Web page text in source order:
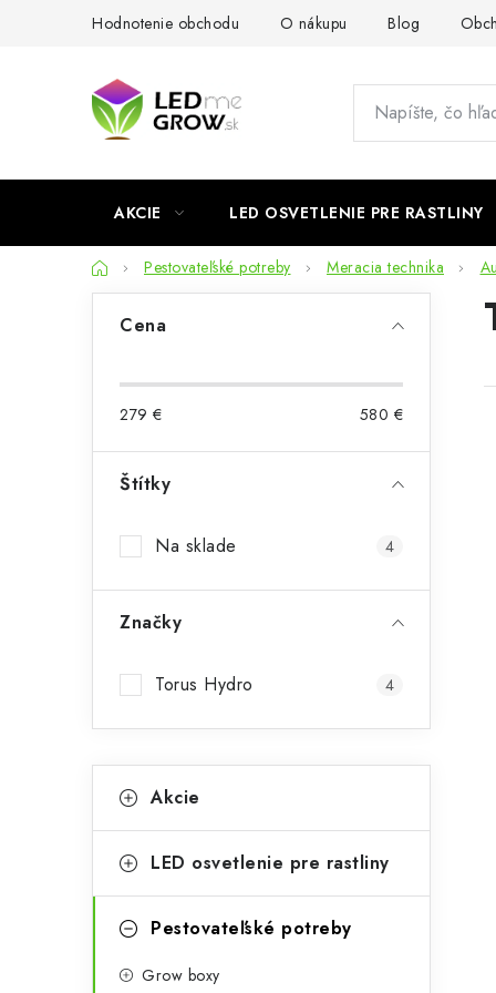
Hodnotenie obchodu O nákupu Blog
AKCIE LED OSVETLENIE PRE RASTLINY
DomovPestovateľské potreby Meracia technika
n
n
Cena
279 € 580 €
Štítky
Na sklade 4
Značky
Torus Hydro 4
kategórie
a
e
Akcie
LED osvetlenie pre rastliny
Pestovateľské potreby
Grow boxy